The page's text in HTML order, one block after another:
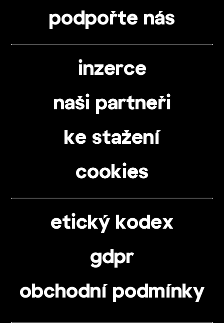
podpořte nás
inzerce
naši partneři
ke stažení
cookies
etický kodex
gdpr
obchodní podmínky